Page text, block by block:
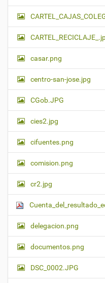
casar.png
centro-san-jose.jpg
CGob.JPG
cies2.jpg
cifuentes.png
comision.png
cr2.jpg
delegacion.png
documentos.png
DSC_0002.JPG